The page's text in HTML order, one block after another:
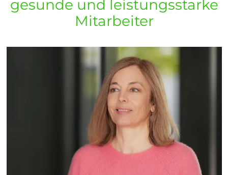
gesunde und leistungsstarke
Mitarbeiter